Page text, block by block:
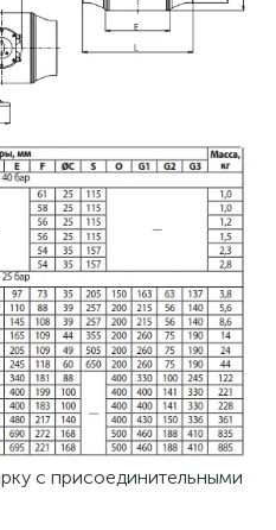
с присоединительными